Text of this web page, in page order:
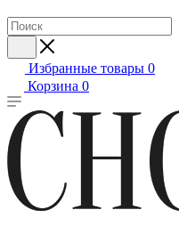
Избранные товары 0
Корзина 0